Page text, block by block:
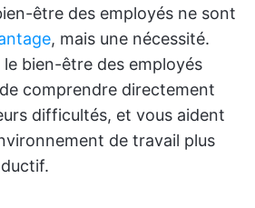
être des employés ne sont
, mais une nécessité.
le bien-être des employés
comprendre directement
difficultés, et vous aident
de travail plus